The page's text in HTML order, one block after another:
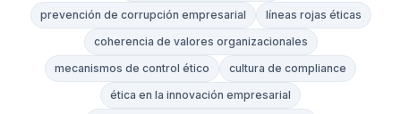
prevención de corrupción empresarial
líneas rojas éticas
coherencia de valores organizacionales
mecanismos de control ético
cultura de compliance
ética en la innovación empresarial